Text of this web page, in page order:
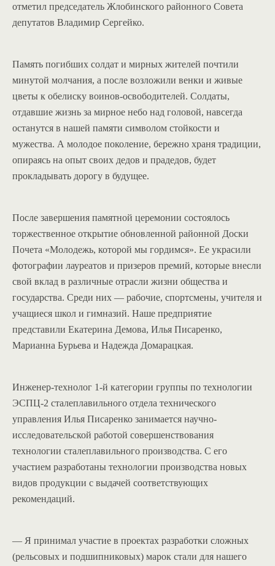
отметил председатель Жлобинского районного Совета
депутатов Владимир Сергейко.
Память погибших солдат и мирных жителей почтили
минутой молчания, а после возложили венки и живые
цветы к обелиску воинов-освободителей. Солдаты,
отдавшие жизнь за мирное небо над головой, навсегда
останутся в нашей памяти символом стойкости и
мужества. А молодое поколение, бережно храня традиции,
опираясь на опыт своих дедов и прадедов, будет
прокладывать дорогу в будущее.
После завершения памятной церемонии состоялось
торжественное открытие обновленной районной Доски
Почета «Молодежь, которой мы гордимся». Ее украсили
фотографии лауреатов и призеров премий, которые внесли
свой вклад в различные отрасли жизни общества и
государства. Среди них — рабочие, спортсмены, учителя и
учащиеся школ и гимназий. Наше предприятие
представили Екатерина Демова, Илья Писаренко,
Марианна Бурьева и Надежда Домарацкая.
Инженер-технолог 1-й категории группы по технологии
ЭСПЦ-2 сталеплавильного отдела технического
управления Илья Писаренко занимается научно-
исследовательской работой совершенствования
технологии сталеплавильного производства. С его
участием разработаны технологии производства новых
видов продукции с выдачей соответствующих
рекомендаций.
— Я принимал участие в проектах разработки сложных
(рельсовых и подшипниковых) марок стали для нашего